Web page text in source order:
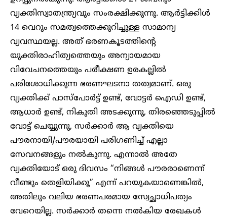
വ്യക്തിസ്വാതന്ത്ര്യവും സംരക്ഷിക്കുന്നു. ആർട്ടിക്കിൾ
14 വെറും സമത്വത്തെക്കുറിച്ചുള്ള സാമാന്യ
വ്യവസ്ഥയല്ല. അത് ഭരണകൂടത്തിന്റെ
യുക്തിരാഹിത്യത്തെയും അന്യായമായ
വിവേചനത്തെയും പരീക്ഷണ ഉരകല്ലിൽ
പരിശോധിക്കുന്ന ഭരണഘടനാ തത്വമാണ്. ഒരു
വ്യക്തിക്ക് പാസ്പോർട്ട് ഉണ്ട്, വോട്ടർ ഐഡി ഉണ്ട്,
ആധാർ ഉണ്ട്, നികുതി അടക്കുന്നു, തിരഞ്ഞെടുപ്പിൽ
വോട്ട് ചെയ്യുന്നു, സർക്കാർ ആ വ്യക്തിയെ
പൗരനായി/പൗരയായി പരിഗണിച്ച് എല്ലാ
സേവനങ്ങളും നൽകുന്നു. എന്നാൽ അതേ
വ്യക്തിയോട് ഒരു ദിവസം “നിങ്ങൾ പൗരരാണെന്ന്
വീണ്ടും തെളിയിക്കൂ” എന്ന് പറയുകയാണെങ്കിൽ,
അതിലും വലിയ ഭരണപരമായ സ്വേച്ഛാധിപത്യം
വേറെയില്ല. സർക്കാർ തന്നെ നൽകിയ രേഖകൾ